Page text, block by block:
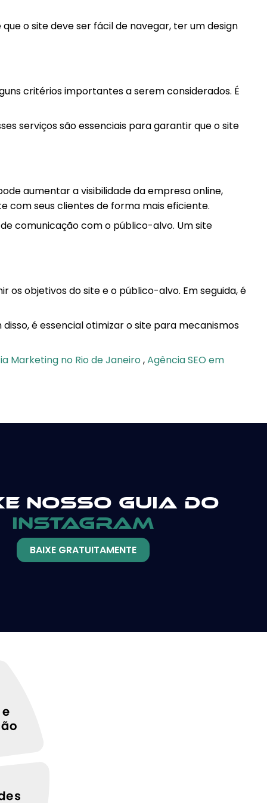
o site deve ser fácil de navegar, ter um design
critérios importantes a serem considerados. É
serviços são essenciais para garantir que o site
aumentar a visibilidade da empresa online,
com seus clientes de forma mais eficiente.
comunicação com o público-alvo. Um site
os objetivos do site e o público-alvo. Em seguida, é
é essencial otimizar o site para mecanismos
Marketing no Rio de Janeiro,Agência SEO em
nosso guia do
instagram
BAIXE GRATUITAMENTE